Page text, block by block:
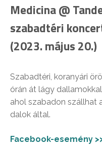
Medicina @
szabadtéri
(2023. május 20.)
Szabadtéri, koranyári
órán át lágy
ahol szabadon szállhat
dalok által.
Facebook-esemény